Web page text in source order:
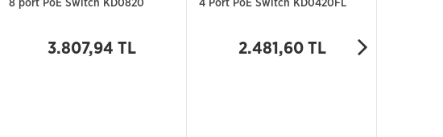
8 port PoE Switch KD0820
3.807,94 TL
4 Port PoE Switch KD0420FL
2.481,60 TL